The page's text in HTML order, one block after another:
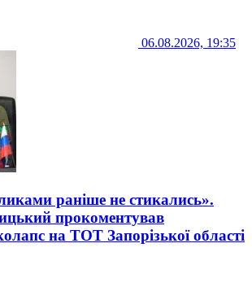
06.08.2026, 19:35
раніше не стикались».
прокоментував
на ТОТ Запорізької області